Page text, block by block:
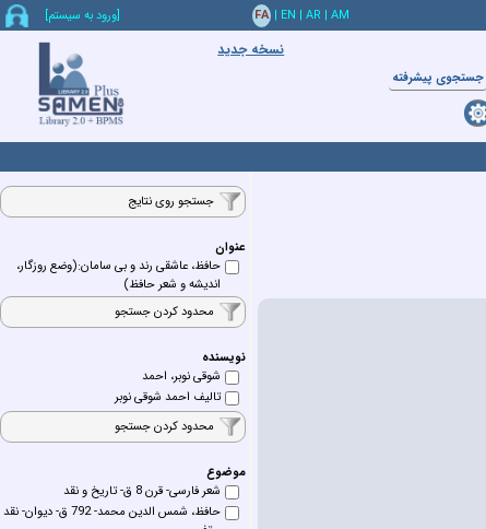
FA | EN | AR | AM [ورود به سيستم]
نسخه جدید
جستجوي پيشرفته